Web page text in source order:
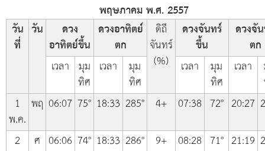
พฤษภาคม พ.ศ. 2557
วัน
ที่
วัน ดวง
อาทิตย์ขึ้น
ดวงอาทิตย์
ตก
ดิถี
จันทร์
(%)
ดวงจันทร์
ขึ้น
ดวงจั
ตก
เวลา มุม
ทิศ
เวลา มุม
ทิศ
เวลา มุม
ทิศ
เวลา
1
พ.ค.
พฤ 06:07 75° 18:33 285° 4+ 07:38 72° 20:27
2
ศ 06:06 74° 18:33 286° 9+ 08:28 71° 21:19